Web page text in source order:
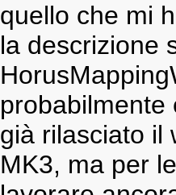
quello che mi
la descrizione
probabilmente
già rilasciato il
MK3, ma per